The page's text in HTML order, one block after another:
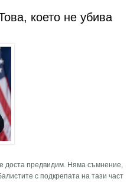
което не убива
доста предвидим. Няма съмнение,
с подкрепата на тази част